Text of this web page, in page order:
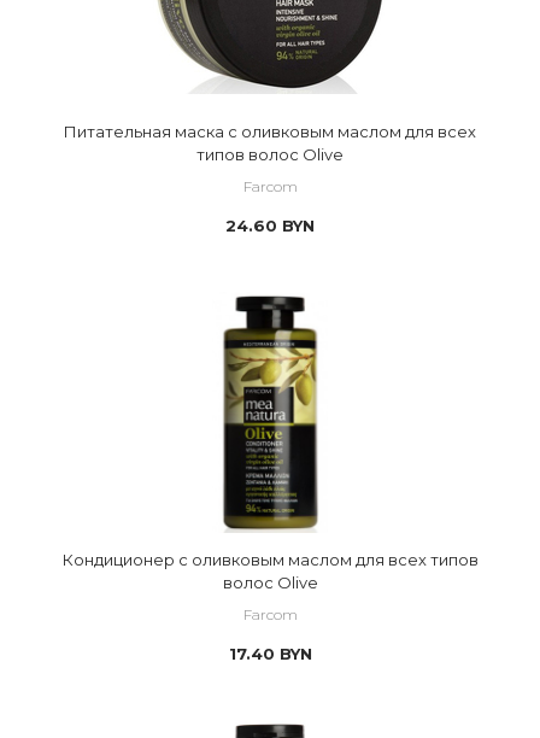
Питательная маска с оливковым маслом для всех
типов волос Olive
Farcom
24.60 BYN
Кондиционер с оливковым маслом для всех типов
волос Olive
Farcom
17.40 BYN